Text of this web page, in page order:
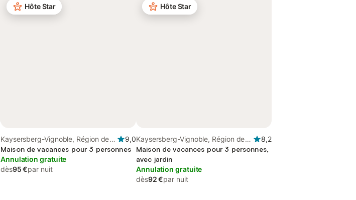
Hôte Star
Kaysersberg-Vignoble, Région de
Ribeauvillé
9,0
Maison de vacances pour 3 personnes
Annulation gratuite
dès95 €par nuit
Hôte Star
Kaysersberg-Vignoble, Région de
Ribeauvillé
8,2
Maison de vacances pour 3 personnes,
avec jardin
Annulation gratuite
dès92 €par nuit